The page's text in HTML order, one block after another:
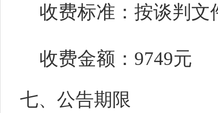
收费标准：按谈判 文
收费金额： 9749元
七、公告期限